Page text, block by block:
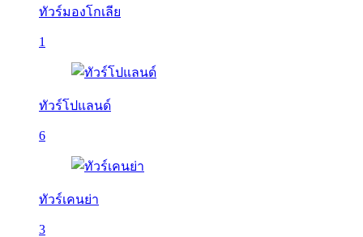
ทัวร์มองโกเลีย
1
ทัวร์โปแลนด์
6
ทัวร์เคนย่า
3